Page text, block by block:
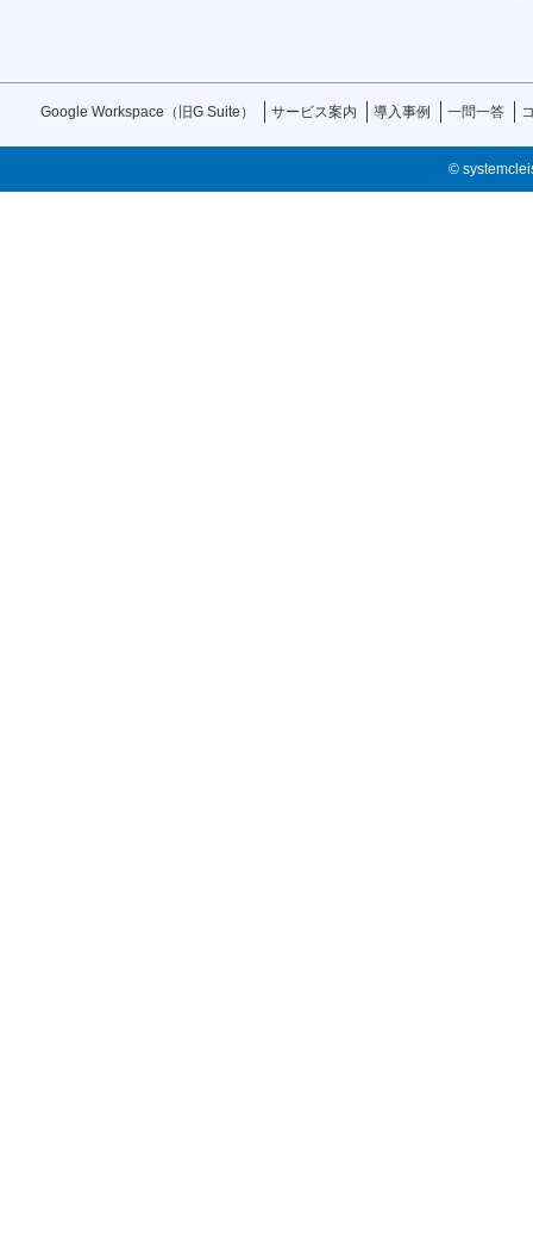
Google Workspace（旧G Suite） サービス案内 導入事例 一問一答
©